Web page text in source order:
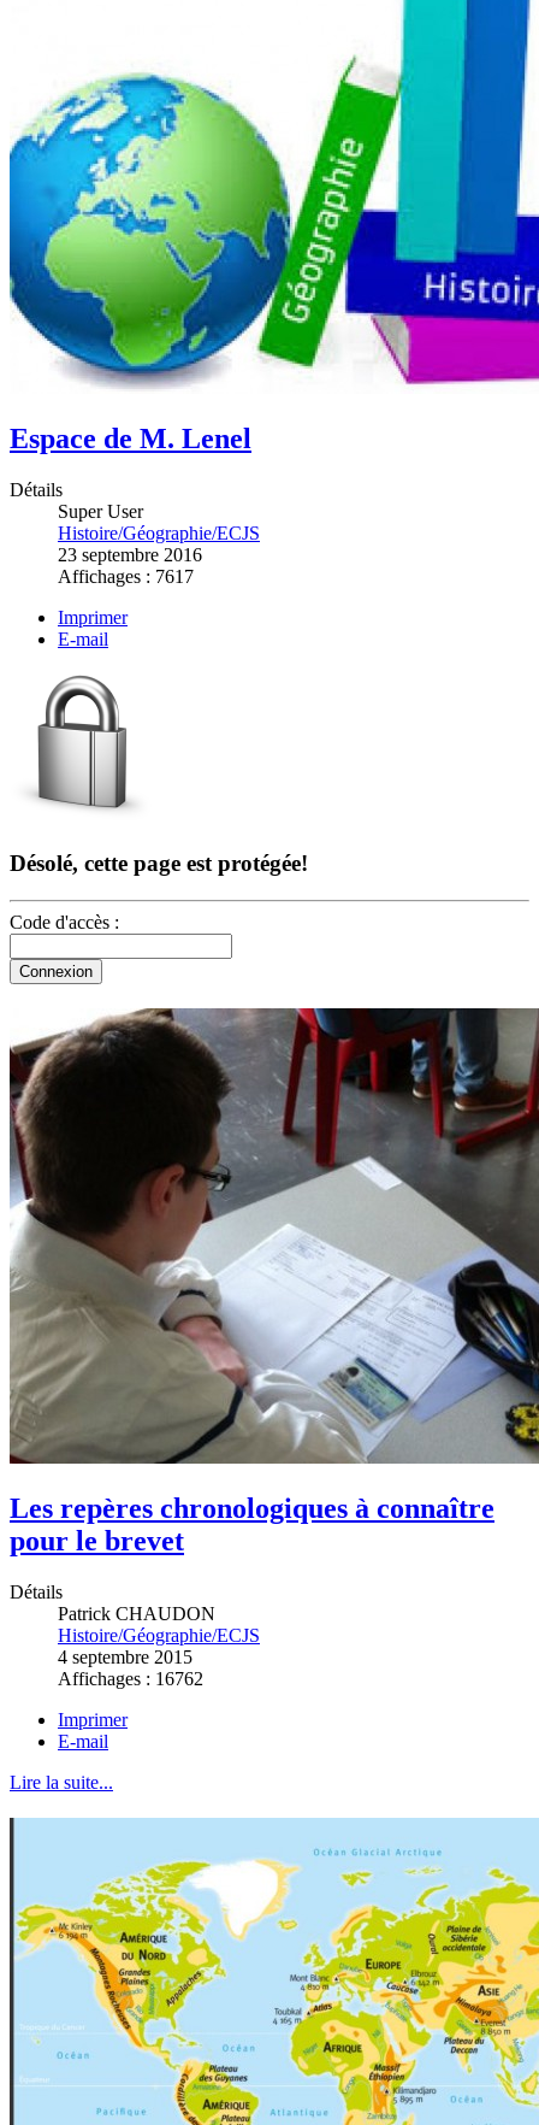
Espace de M. Lenel
Détails
Super User
Histoire/Géographie/ECJS
23 septembre 2016
Affichages : 7617
Imprimer
E-mail
Désolé, cette page est protégée!
Code d'accès :
Les repères chronologiques à connaître
pour le brevet
Détails
Patrick CHAUDON
Histoire/Géographie/ECJS
4 septembre 2015
Affichages : 16762
Imprimer
E-mail
Lire la suite...